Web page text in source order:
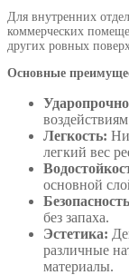
Для внутренних
коммерческих
других ровных
Основные
Легкость:
легкий вес
основной
без запаха.
Эстетика:
различные
материалы.